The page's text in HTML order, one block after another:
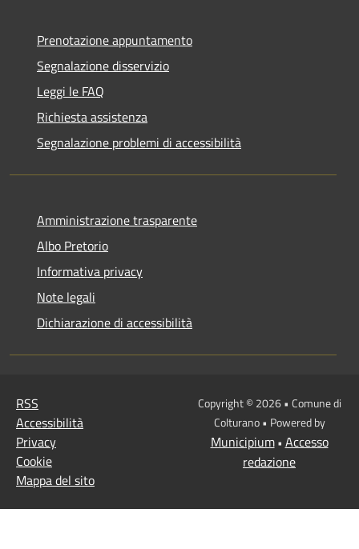
Prenotazione appuntamento
Segnalazione disservizio
Leggi le FAQ
Richiesta assistenza
Segnalazione problemi di accessibilità
Amministrazione trasparente
Albo Pretorio
Informativa privacy
Note legali
Dichiarazione di accessibilità
RSS
Accessibilità
Privacy
Cookie
Mappa del sito
Copyright © 2026 • Comune di
Colturano • Powered by
Municipium• Accesso
redazione